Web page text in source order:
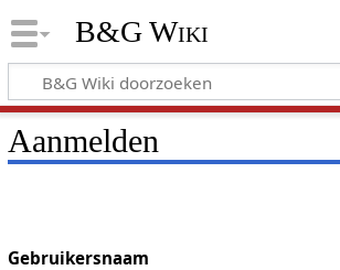
B&G Wiki
Aanmelden
Gebruikersnaam